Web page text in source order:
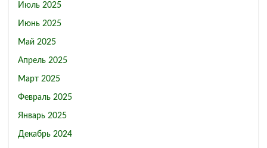
Июль 2025
Июнь 2025
Май 2025
Апрель 2025
Март 2025
Февраль 2025
Январь 2025
Декабрь 2024